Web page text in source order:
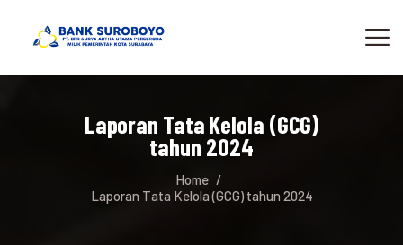
Laporan Tata Kelola (GCG)
tahun 2024
Home
Laporan Tata Kelola (GCG) tahun 2024